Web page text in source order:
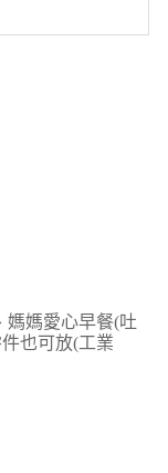
媽媽愛心早餐(吐
也可放(工業